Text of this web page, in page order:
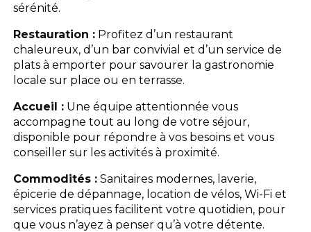
sérénité.
Restauration : Profitez d’un restaurant
chaleureux, d’un bar convivial et d’un service de
plats à emporter pour savourer la gastronomie
locale sur place ou en terrasse.
Accueil : Une équipe attentionnée vous
accompagne tout au long de votre séjour,
disponible pour répondre à vos besoins et vous
conseiller sur les activités à proximité.
Commodités : Sanitaires modernes, laverie,
épicerie de dépannage, location de vélos, Wi-Fi et
services pratiques facilitent votre quotidien, pour
que vous n’ayez à penser qu’à votre détente.